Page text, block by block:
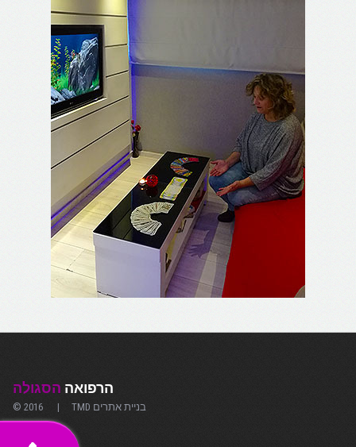
הרפואה הסגולה
© 2016 | TMD בניית אתרים